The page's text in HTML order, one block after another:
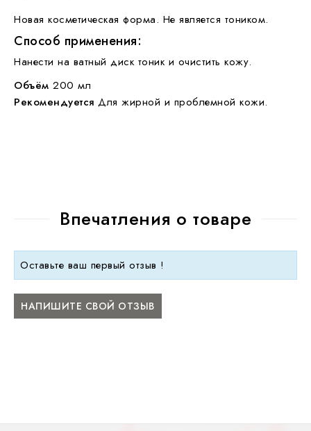
Новая косметическая форма. Не является тоником.
Способ применения:
Нанести на ватный диск тоник и очистить кожу.
Объём 200 мл
Рекомендуется Для жирной и проблемной кожи.
Впечатления о товаре
Оставьте ваш первый отзыв !
НАПИШИТЕ СВОЙ ОТЗЫВ